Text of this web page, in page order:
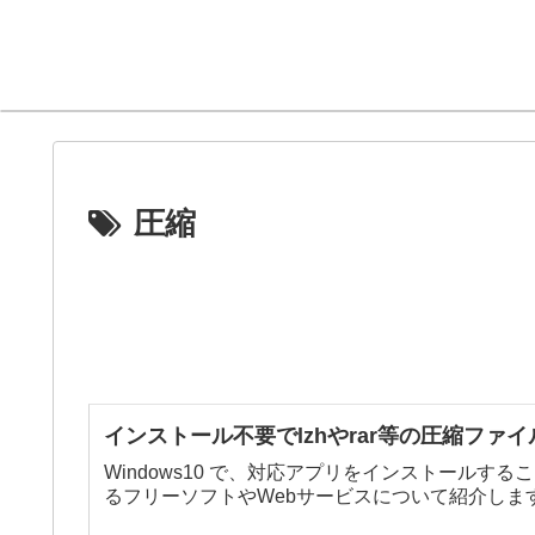
圧縮
インストール不要でlzhやrar等の圧縮ファ
Windows10 で、対応アプリをインストールする
るフリーソフトやWebサービスについて紹介しま